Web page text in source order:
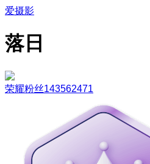
爱摄影
落日
荣耀粉丝143562471